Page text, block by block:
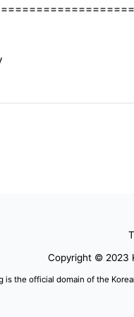
Copyright © 2023
is the official domain of the